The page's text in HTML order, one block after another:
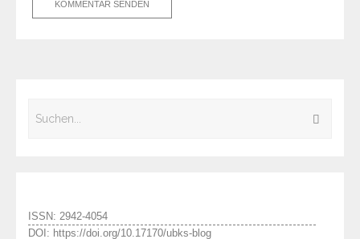
ISSN: 2942-4054
DOI: https://doi.org/10.17170/ubks-blog